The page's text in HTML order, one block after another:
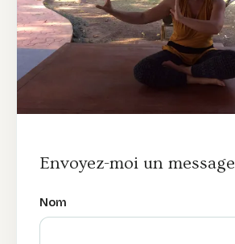
Envoyez-moi un message
Nom